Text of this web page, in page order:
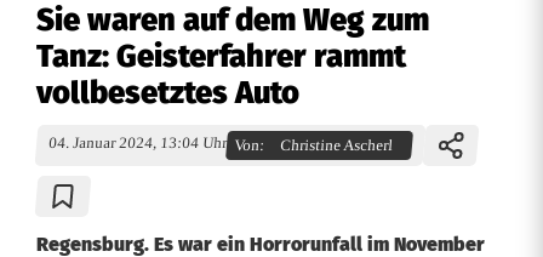
Sie waren auf dem Weg zum
Tanz: Geisterfahrer rammt
vollbesetztes Auto
04. Januar 2024, 13:04 Uhr Von: Christine Ascherl
Regensburg. Es war ein Horrorunfall im November